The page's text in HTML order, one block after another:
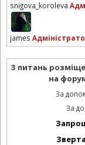
snigova_koroleva
james
З питань
на
За
За